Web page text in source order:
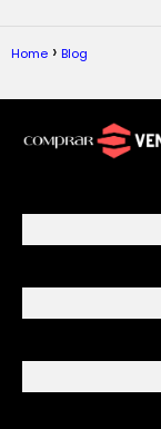
Home Blog